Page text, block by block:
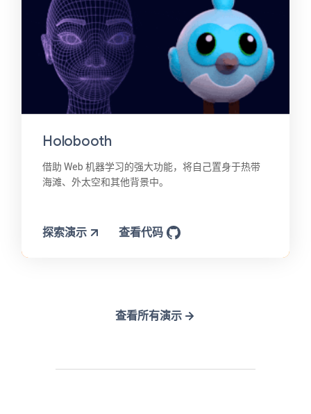
Holobooth
借助 Web 机器学习的强大功能，将自己置身于热带
海滩、外太空和其他背景中。
探索演示 查看代码
查看所有演示